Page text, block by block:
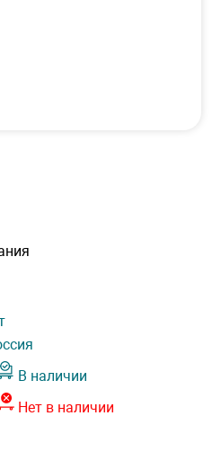
В наличии
Нет в наличии